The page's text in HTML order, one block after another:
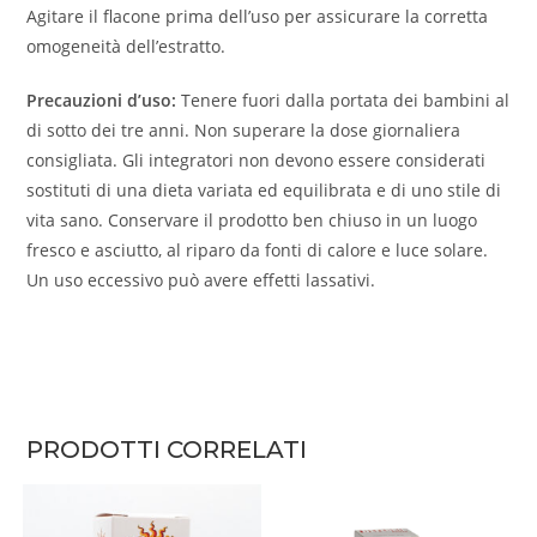
Agitare il flacone prima dell’uso per assicurare la corretta
omogeneità dell’estratto.
Precauzioni d’uso: Tenere fuori dalla portata dei bambini al
di sotto dei tre anni. Non superare la dose giornaliera
consigliata. Gli integratori non devono essere considerati
sostituti di una dieta variata ed equilibrata e di uno stile di
vita sano. Conservare il prodotto ben chiuso in un luogo
fresco e asciutto, al riparo da fonti di calore e luce solare.
Un uso eccessivo può avere effetti lassativi.
PRODOTTI CORRELATI